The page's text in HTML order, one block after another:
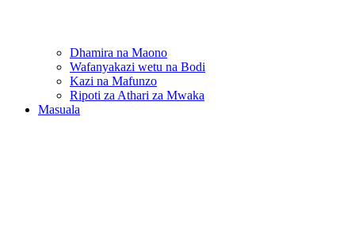
Dhamira na Maono
Wafanyakazi wetu na Bodi
Kazi na Mafunzo
Ripoti za Athari za Mwaka
Masuala